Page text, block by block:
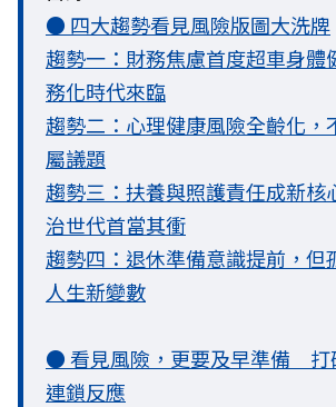
● 四大趨勢看見風險版圖大洗牌
趨勢一：財務焦慮首度超車身體
務化時代來臨
趨勢二：心理健康風險全齡化，
屬議題
趨勢三：扶養與照護責任成新核
治世代首當其衝
趨勢四：退休準備意識提前，但
人生新變數
● 看見風險，更要及早準備 打
連鎖反應